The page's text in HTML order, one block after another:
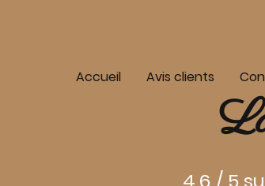
Accueil Avis clients
4,6 / 5